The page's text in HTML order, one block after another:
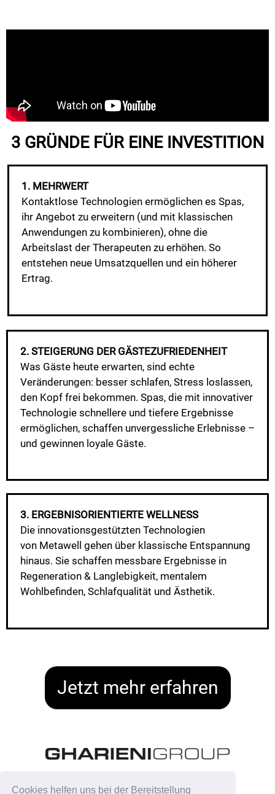
Cookies helfen uns bei der Bereitstellung
3 GRÜNDE FÜR EINE INVESTITION
1. MEHRWERT
Kontaktlose Technologien ermöglichen es Spas,
ihr Angebot zu erweitern (und mit klassischen
Anwendungen zu kombinieren), ohne die
Arbeitslast der Therapeuten zu erhöhen. So
entstehen neue Umsatzquellen und ein höherer
Ertrag.
2. STEIGERUNG DER GÄSTEZUFRIEDENHEIT
Was Gäste heute erwarten, sind echte
Veränderungen: besser schlafen, Stress loslassen,
den Kopf frei bekommen. Spas, die mit innovativer
Technologie schnellere und tiefere Ergebnisse
ermöglichen, schaffen unvergessliche Erlebnisse –
und gewinnen loyale Gäste.
3. ERGEBNISORIENTIERTE WELLNESS
Die innovationsgestützten Technologien
von Metawell gehen über klassische Entspannung
hinaus. Sie schaffen messbare Ergebnisse in
Regeneration & Langlebigkeit, mentalem
Wohlbefinden, Schlafqualität und Ästhetik.
Jetzt mehr erfahren